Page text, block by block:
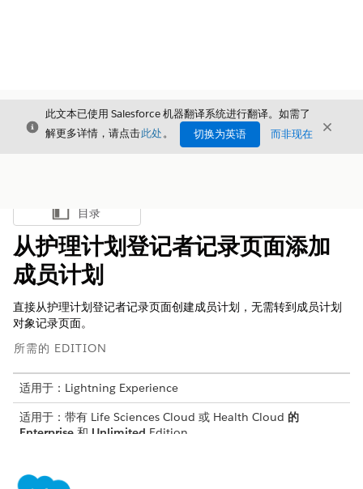
关闭
此文本已使用 Salesforce 机器翻译系统进行翻译。如需了
解更多详情，请点击此处。 切换为英语 而非现在 关闭
显示目录
目录
从护理计划登记者记录页面添加
成员计划
直接从护理计划登记者记录页面创建成员计划，无需转到成员计划
对象记录页面。
所需的 EDITION
适用于：Lightning Experience
适用于：带有 Life Sciences Cloud 或 Health Cloud 的
Enterprise 和 Unlimited Edition